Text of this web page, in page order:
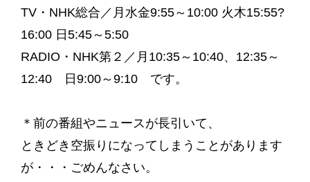
TV・NHK総合／月水金9:55～10:00 火木15:55?
16:00 日5:45～5:50
RADIO・NHK第２／月10:35～10:40、12:35～
12:40 日9:00～9:10 です。
＊前の番組やニュースが長引いて、
ときどき空振りになってしまうことがあります
が・・・ごめんなさい。